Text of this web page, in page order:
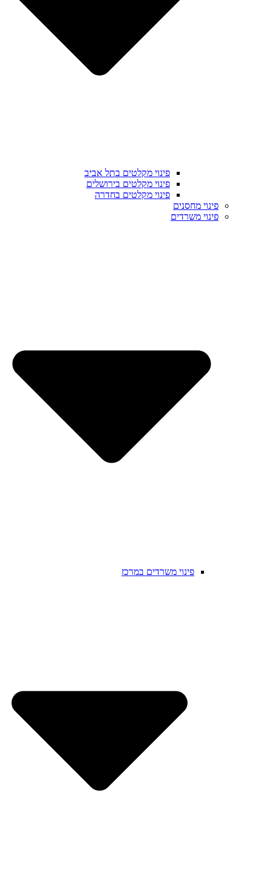
פינוי מקלטים בתל אביב
פינוי מקלטים בירושלים
פינוי מקלטים בחדרה
פינוי מחסנים
פינוי משרדים
פינוי משרדים במרכז